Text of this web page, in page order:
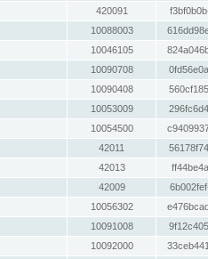
420091
10088003
10046105
10090708
10090408
10053009
10054500
42011
42013
42009
10056302
10091008
10092000